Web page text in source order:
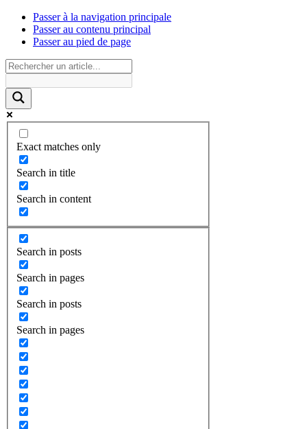
Passer à la navigation principale
Passer au contenu principal
Passer au pied de page
Exact matches only
Search in title
Search in content
Search in posts
Search in pages
Search in posts
Search in pages